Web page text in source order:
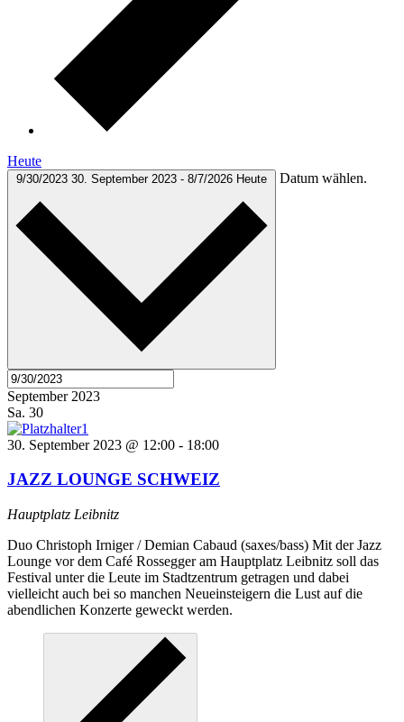
Heute
9/30/2023 30. September 2023 - 8/7/2026 Heute Datum wählen.
September 2023
Sa. 30
30. September 2023 @ 12:00 - 18:00
JAZZ LOUNGE SCHWEIZ
Hauptplatz Leibnitz
Duo Christoph Irniger / Demian Cabaud (saxes/bass) Mit der Jazz
Lounge vor dem Café Rossegger am Hauptplatz Leibnitz soll das
Festival unter die Leute im Stadtzentrum getragen und dabei
vielleicht auch bei so manchen Neueinsteigern die Lust auf die
abendlichen Konzerte geweckt werden.